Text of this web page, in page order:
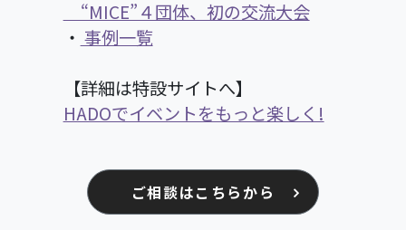
“MICE”４団体、初の交流大会
・ 事例一覧
【詳細は特設サイトへ】
HADOでイベントをもっと楽しく!
ご相談はこちらから